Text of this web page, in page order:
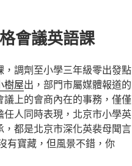
會議英語課
調劑至小學三年級零出發點
樹屋出，部門市屬媒體報道的
議上的會商內在的事務，僅僅
人同時表現，北京市小學英
都是北京市深化英裴母聞言
有寶藏，但風景不錯，你